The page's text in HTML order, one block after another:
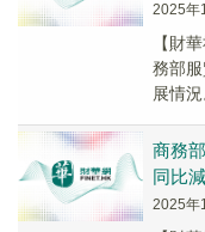
2025年
【財
務部
展情
商務
同比
2025年